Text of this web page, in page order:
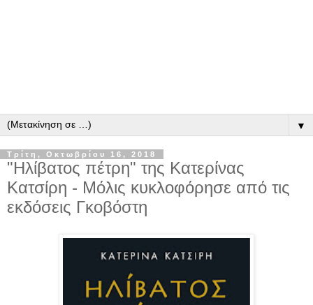
▼
Τρίτη, Οκτωβρίου 16, 2018
"Ηλίβατος πέτρη" της Κατερίνας
Κατσίρη - Μόλις κυκλοφόρησε από τις
εκδόσεις Γκοβόστη